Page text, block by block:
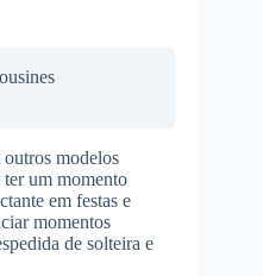
modelos
um momento
em festas e
momentos
de solteira e